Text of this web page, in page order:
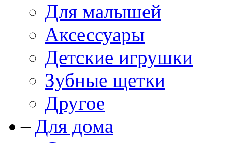
Для малышей
Аксессуары
Детские игрушки
Зубные щетки
Другое
Для дома